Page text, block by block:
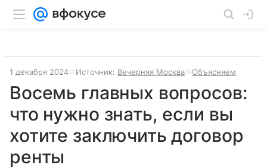
1 декабря 2024 Источник: Вечерняя Москва Объясняем
Восемь главных вопросов:
что нужно знать, если вы
хотите заключить договор
ренты